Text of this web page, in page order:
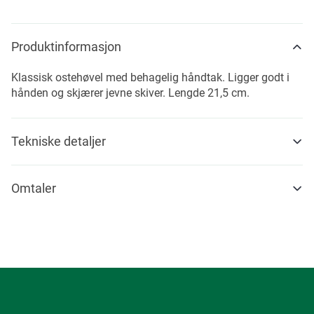
Produktinformasjon
Klassisk ostehøvel med behagelig håndtak. Ligger godt i
hånden og skjærer jevne skiver. Lengde 21,5 cm.
Tekniske detaljer
Omtaler